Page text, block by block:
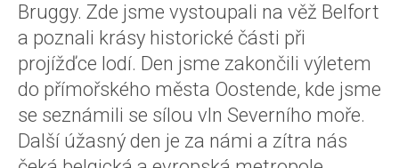
Bruggy. Zde jsme vystoupali na věž Belfort
a poznali krásy historické části při
projížďce lodí. Den jsme zakončili výletem
do přímořského města Oostende, kde jsme
se seznámili se sílou vln Severního moře.
Další úžasný den je za námi a zítra nás